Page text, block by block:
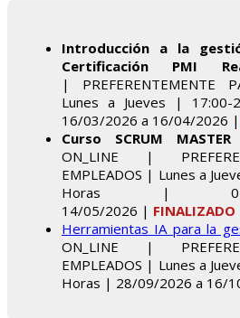
Introducción a la
Certificación PMI
| PREFERENTEMENTE
Lunes a Jueves |
16/03/2026 a 16/04/2026 |
Curso SCRUM
ON_LINE |
EMPLEADOS | Lunes a
Horas | 04/
14/05/2026 | FINALIZADO
Herramientas IA para la
ON_LINE |
EMPLEADOS | Lunes a
Horas | 28/09/2026 a 16/